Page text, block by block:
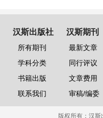
汉斯出版社
所有期刊
学科分类
书籍出版
联系我们
汉斯期刊
最新文章
同行评议
文章费用
审稿/编委
版权所有： 汉斯